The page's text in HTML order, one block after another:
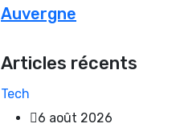
Auvergne
Articles récents
Tech
6 août 2026